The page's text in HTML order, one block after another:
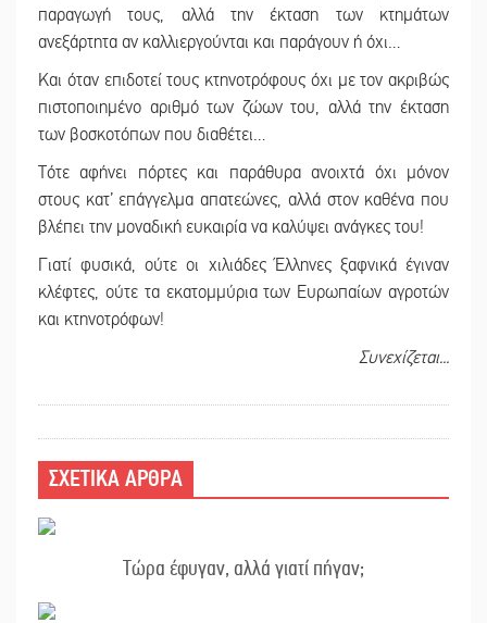
παραγωγή τους, αλλά την έκταση των κτημάτων
ανεξάρτητα αν καλλιεργούνται και παράγουν ή όχι…
Και όταν επιδοτεί τους κτηνοτρόφους όχι με τον ακριβώς
πιστοποιημένο αριθμό των ζώων του, αλλά την έκταση
των βοσκοτόπων που διαθέτει…
Τότε αφήνει πόρτες και παράθυρα ανοιχτά όχι μόνον
στους κατ’ επάγγελμα απατεώνες, αλλά στον καθένα που
βλέπει την μοναδική ευκαιρία να καλύψει ανάγκες του!
Γιατί φυσικά, ούτε οι χιλιάδες Έλληνες ξαφνικά έγιναν
κλέφτες, ούτε τα εκατομμύρια των Ευρωπαίων αγροτών
και κτηνοτρόφων!
Συνεχίζεται...
ΣΧΕΤΙΚΑ ΑΡΘΡΑ
Τώρα έφυγαν, αλλά γιατί πήγαν;